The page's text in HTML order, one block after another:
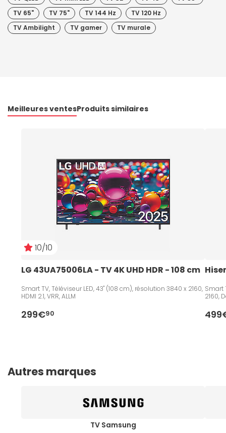
TV 65"
TV 75" TV 144 Hz
TV 120 Hz
TV Ambilight
TV gamer TV murale
Meilleures ventesProduits similaires
10/10
LG 43UA75006LA - TV 4K UHD HDR - 108 cm
Smart TV, Téléviseur LED, 43" (108 cm), résolution 3840 x 2160,
HDMI 2.1, VRR, ALLM
299€90
Smart
2160,
Autres marques
TV Samsung